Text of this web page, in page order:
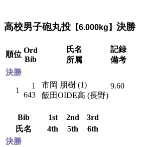
高校男子砲丸投 【6.000kg】 決勝
順位 Ord
Bib
氏名
所属
記録
備考
決勝
1
1
643
市岡 朋樹 (1)
飯田OIDE高 (長野)
9.60
Bib 1st 2nd
3rd
氏名
4th 5th
6th
決勝